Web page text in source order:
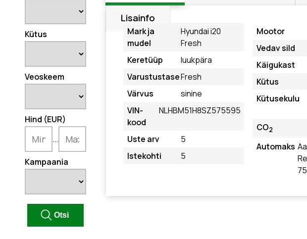
Kütus
Veoskeem
Hind (EUR)
...
Kampaania
Lisainfo
Mark ja
mudel
Hyundai i20
Fresh
Keretüüp
luukpära
VarustustaseFresh
Värvus
sinine
VIN-
kood
NLHBM51H8SZ575595
Uste arv
5
Istekohti
5
Mootor
Vedav sild
Käigukast
Kütus
Kütusekulu
CO2
Automaks